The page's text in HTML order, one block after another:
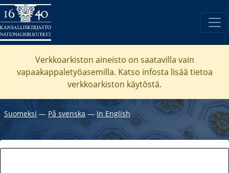
Verkkoarkiston aineisto on saatavilla vain
vapaakappaletyöasemilla. Katso infosta lisää tietoa
verkkoarkiston käytöstä.
Suomeksi ― På svenska ― In English